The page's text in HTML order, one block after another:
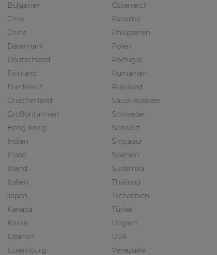
Bulgarien
Chile
China
Dänemark
Deutschland
Finnland
Frankreich
Griechenland
Großbritannien
Hong Kong
Indien
Irland
Island
Italien
Japan
Kanada
Korea
Libanon
Luxemburg
Österreich
Panama
Philippinen
Polen
Portugal
Rumänien
Russland
Saudi-Arabien
Schweden
Schweiz
Singapur
Spanien
Südafrika
Thailand
Tschechien
Türkei
Ungarn
USA
Venezuela